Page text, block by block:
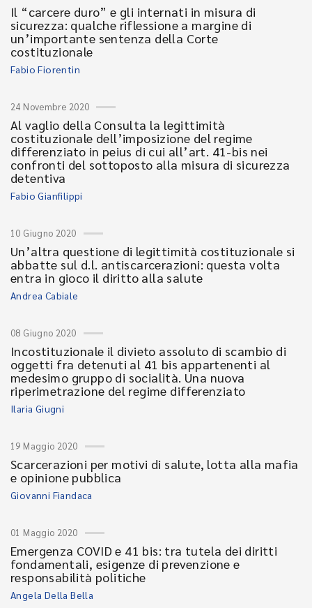
Il “carcere duro” e gli internati in misura di
sicurezza: qualche riflessione a margine di
un’importante sentenza della Corte
costituzionale
Fabio Fiorentin
24 Novembre 2020
Al vaglio della Consulta la legittimità
costituzionale dell’imposizione del regime
differenziato in peius di cui all’art. 41-bis nei
confronti del sottoposto alla misura di sicurezza
detentiva
Fabio Gianfilippi
10 Giugno 2020
Un’altra questione di legittimità costituzionale si
abbatte sul d.l. antiscarcerazioni: questa volta
entra in gioco il diritto alla salute
Andrea Cabiale
08 Giugno 2020
Incostituzionale il divieto assoluto di scambio di
oggetti fra detenuti al 41 bis appartenenti al
medesimo gruppo di socialità. Una nuova
riperimetrazione del regime differenziato
Ilaria Giugni
19 Maggio 2020
Scarcerazioni per motivi di salute, lotta alla mafia
e opinione pubblica
Giovanni Fiandaca
01 Maggio 2020
Emergenza COVID e 41 bis: tra tutela dei diritti
fondamentali, esigenze di prevenzione e
responsabilità politiche
Angela Della Bella